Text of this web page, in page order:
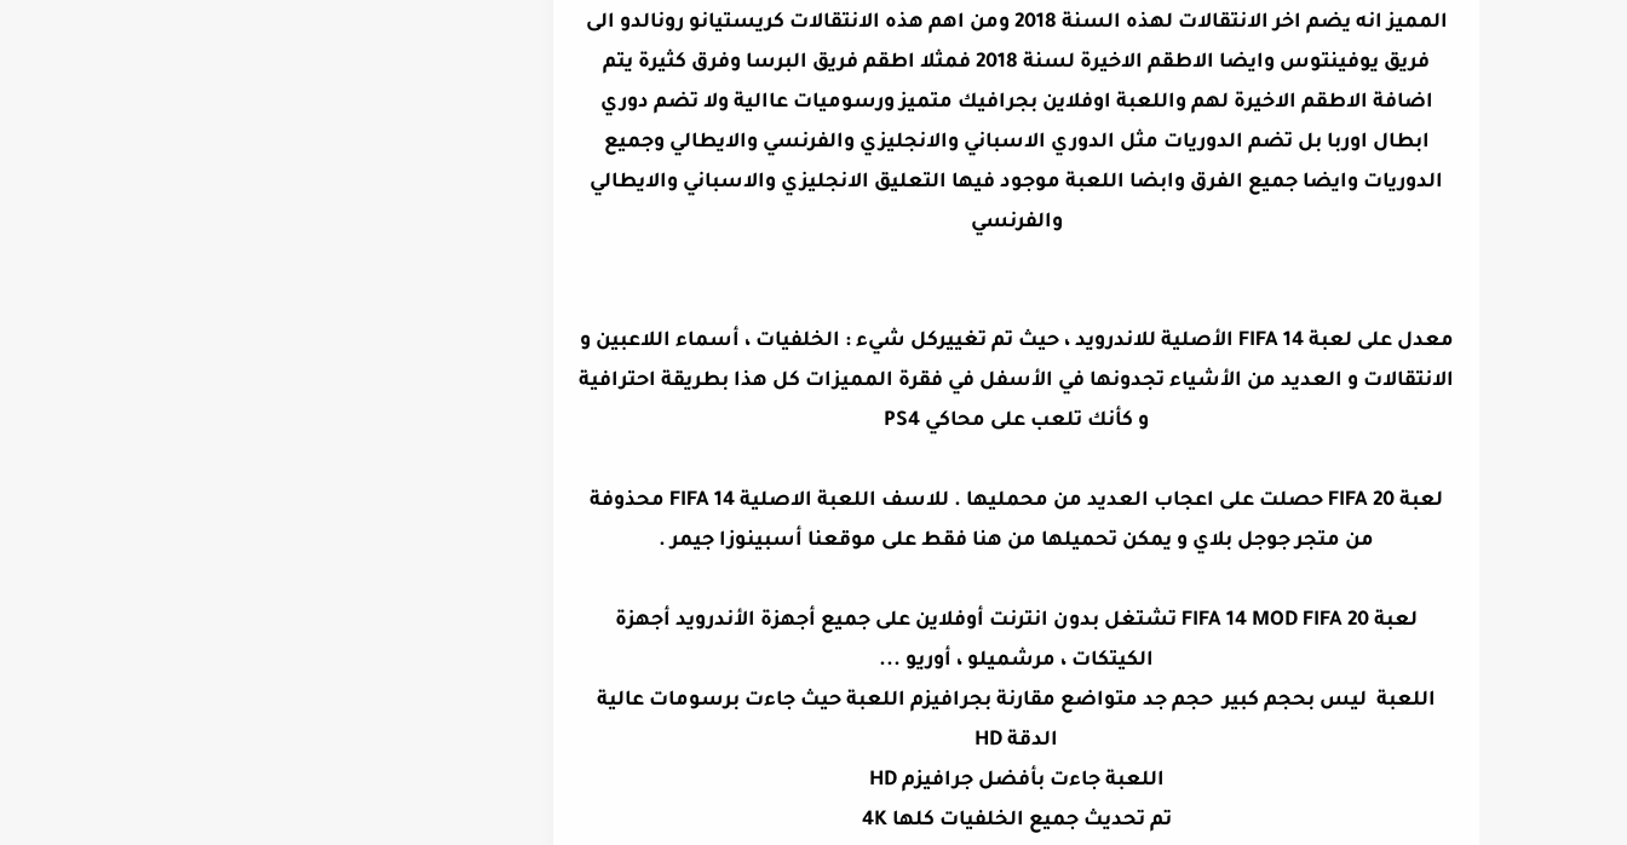
المميز انه يضم اخر الانتقالات لهذه السنة 2018 ومن اهم هذه الانتقالات كريستيانو رونالدو الى
فريق يوفينتوس وايضا الاطقم الاخيرة لسنة 2018 فمثلا اطقم فريق البرسا وفرق كثيرة يتم
اضافة الاطقم الاخيرة لهم واللعبة اوفلاين بجرافيك متميز ورسوميات عاالية ولا تضم دوري
ابطال اوربا بل تضم الدوريات مثل الدوري الاسباني والانجليزي والفرنسي والايطالي وجميع
الدوريات وايضا جميع الفرق وابضا اللعبة موجود فيها التعليق الانجليزي والاسباني والايطالي
والفرنسي
معدل على لعبة FIFA 14 الأصلية للاندرويد ، حيث تم تغييركل شيء : الخلفيات ، أسماء اللاعبين و
الانتقالات و العديد من الأشياء تجدونها في الأسفل في فقرة المميزات كل هذا بطريقة احترافية
و كأنك تلعب على محاكي PS4
لعبة FIFA 20 حصلت على اعجاب العديد من محمليها . للاسف اللعبة الاصلية FIFA 14 محذوفة
من متجر جوجل بلاي و يمكن تحميلها من هنا فقط على موقعنا أسبينوزا جيمر.
لعبة FIFA 14 MOD FIFA 20 تشتغل بدون انترنت أوفلاين على جميع أجهزة الأندرويد أجهزة
الكيتكات ، مرشميلو ، أوريو ...
اللعبة ليس بحجم كبير حجم جد متواضع مقارنة بجرافيزم اللعبة حيث جاءت برسومات عالية
الدقة HD
اللعبة جاءت بأفضل جرافيزم HD
تم تحديث جميع الخلفيات كلها 4K